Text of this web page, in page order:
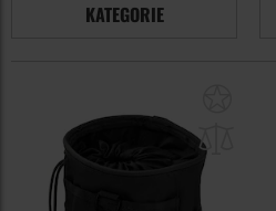
KATEGORIE